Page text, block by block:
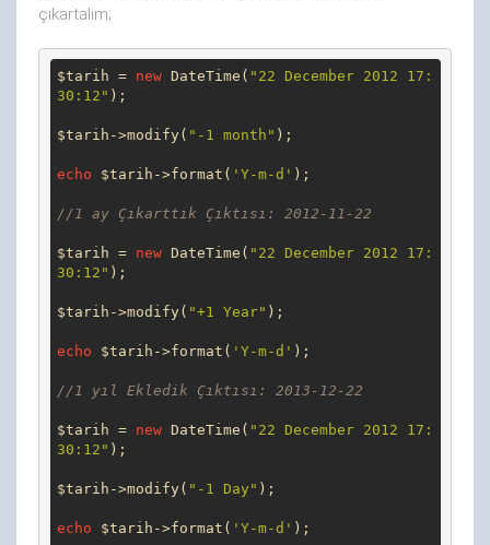
çıkartalım;
$tarih = new DateTime( "22 December 2012 17:
30:12" );
$tarih->modify( "-1 month" );
echo $tarih->format( 'Y-m-d' );
//1 ay Çıkarttık Çıktısı: 2012-11-22
$tarih = new DateTime( "22 December 2012 17:
30:12" );
$tarih->modify( "+1 Year" );
echo $tarih->format( 'Y-m-d' );
//1 yıl Ekledik Çıktısı: 2013-12-22
$tarih = new DateTime( "22 December 2012 17:
30:12" );
$tarih->modify( "-1 Day" );
echo $tarih->format( 'Y-m-d' );